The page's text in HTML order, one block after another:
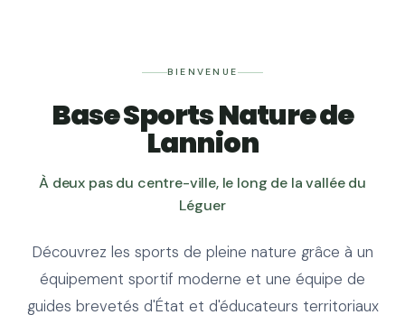
BIENVENUE
Base Sports Nature de
Lannion
À deux pas du centre-ville, le long de la vallée du
Léguer
Découvrez les sports de pleine nature grâce à un
équipement sportif moderne et une équipe de
guides brevetés d'État et d'éducateurs territoriaux